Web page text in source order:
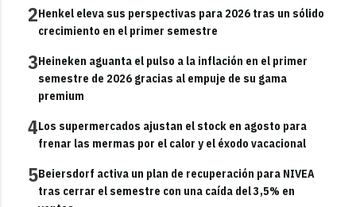
2Henkel eleva sus perspectivas para 2026 tras un sólido
crecimiento en el primer semestre
3Heineken aguanta el pulso a la inflación en el primer
semestre de 2026 gracias al empuje de su gama
premium
4Los supermercados ajustan el stock en agosto para
frenar las mermas por el calor y el éxodo vacacional
5Beiersdorf activa un plan de recuperación para NIVEA
tras cerrar el semestre con una caída del 3,5% en